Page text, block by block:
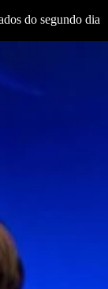
do segundo dia